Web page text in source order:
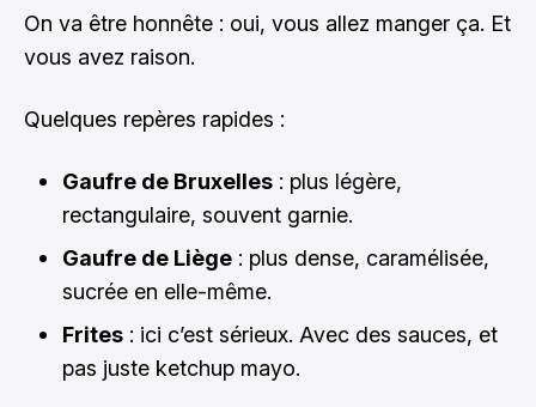
On va être honnête : oui, vous allez manger ça. Et
vous avez raison.
Quelques repères rapides :
Gaufre de Bruxelles : plus légère,
rectangulaire, souvent garnie.
Gaufre de Liège : plus dense, caramélisée,
sucrée en elle-même.
Frites : ici c’est sérieux. Avec des sauces, et
pas juste ketchup mayo.